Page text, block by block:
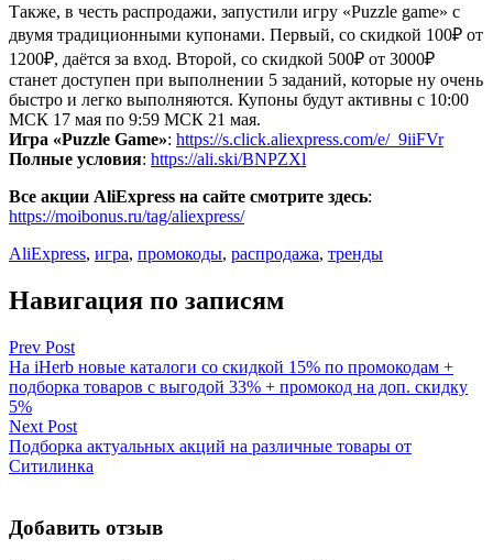
Также, в честь распродажи, запустили игру «Puzzle game» с
двумя традиционными купонами. Первый, со скидкой 100₽ от
1200₽, даётся за вход. Второй, со скидкой 500₽ от 3000₽
станет доступен при выполнении 5 заданий, которые ну очень
быстро и легко выполняются. Купоны будут активны с 10:00
МСК 17 мая по 9:59 МСК 21 мая.
Игра «Puzzle Game»: https://s.click.aliexpress.com/e/_9iiFVr
Полные условия: https://ali.ski/BNPZXl
Все акции AliExpress на сайте смотрите здесь:
https://moibonus.ru/tag/aliexpress/
AliExpress, игра, промокоды, распродажа, тренды
Навигация по записям
Prev Post
На iHerb новые каталоги со скидкой 15% по промокодам +
подборка товаров с выгодой 33% + промокод на доп. скидку
5%
Next Post
Подборка актуальных акций на различные товары от
Ситилинка
Добавить отзыв